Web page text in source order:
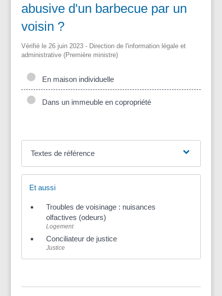
abusive d'un barbecue par un
voisin ?
Vérifié le 26 juin 2023 - Direction de l'information légale et
administrative (Première ministre)
En maison individuelle
Dans un immeuble en copropriété
Textes de référence
Et aussi
Troubles de voisinage : nuisances
olfactives (odeurs)
Logement
Conciliateur de justice
Justice